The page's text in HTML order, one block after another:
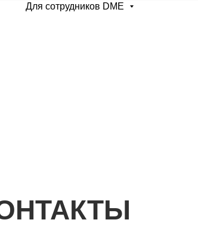
Для сотрудников DME